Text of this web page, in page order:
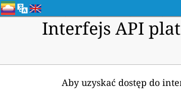
Interfejs API
Aby uzyskać dostęp do